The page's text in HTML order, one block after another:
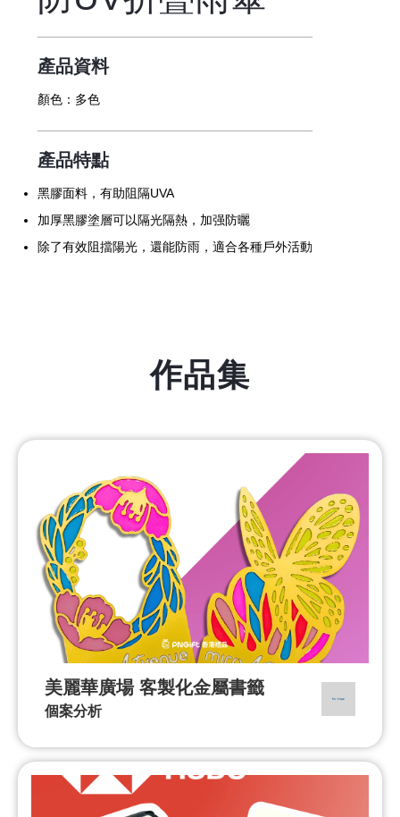
產品資料
顏色： 多色
產品特點
黑膠面料，有助阻隔UVA
加厚黑膠塗層可以隔光隔熱，加强防曬
除了有效阻擋陽光，還能防雨，適合各種戶外活動
作品集
美麗華廣場 客製化金屬書籤
個案分析